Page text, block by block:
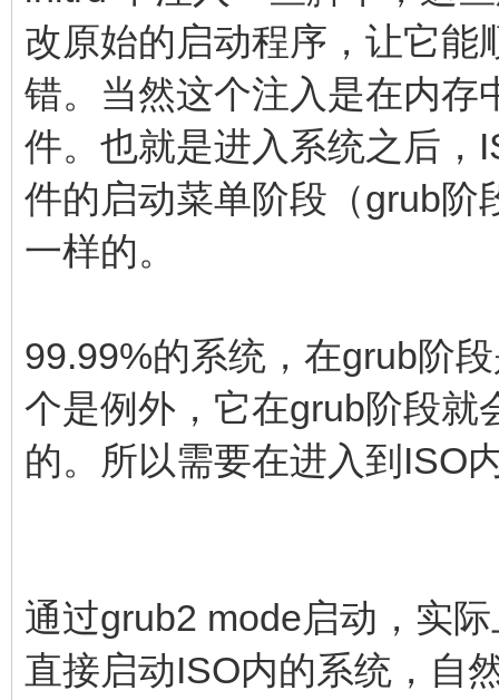
改原始的启动程序，让它能
错。当然这个注入是在内存
件。也就是进入系统之后，
件的启动菜单阶段（grub阶
一样的。
99.99%的系统，在grub阶
个是例外，它在grub阶段就
的。所以需要在进入到ISO
通过grub2 mode启动，实
直接启动ISO内的系统，自